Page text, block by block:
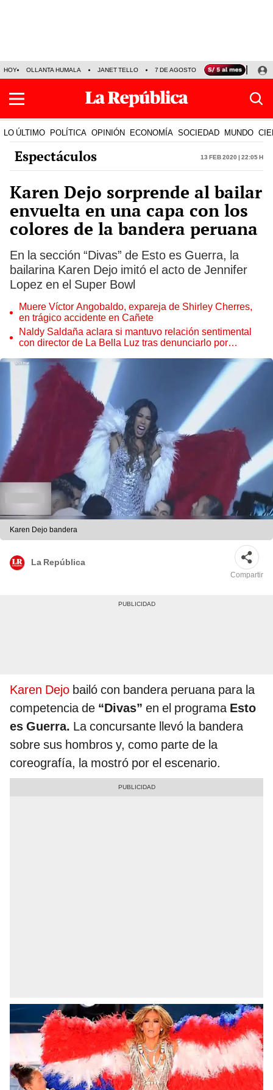
HOY OLLANTA HUMALA JANET TELLO 7 DE AGOSTO TINKA RESULTADOS
LO ÚLTIMO POLÍTICA OPINIÓN ECONOMÍA SOCIEDAD MUNDO
Espectáculos 13 Feb 2020 | 22:05 h
Karen Dejo sorprende al bailar
envuelta en una capa con los
colores de la bandera peruana
En la sección “Divas” de Esto es Guerra, la
bailarina Karen Dejo imitó el acto de Jennifer
Lopez en el Super Bowl
Muere Víctor Angobaldo, expareja de Shirley Cherres,
en trágico accidente en Cañete
Naldy Saldaña aclara si mantuvo relación sentimental
con director de La Bella Luz tras denunciarlo por
Karen Dejo bandera
La República
Compartir
Karen Dejo bailó con bandera peruana para la
competencia de “Divas” en el programa Esto
es Guerra. La concursante llevó la bandera
sobre sus hombros y, como parte de la
coreografía, la mostró por el escenario.